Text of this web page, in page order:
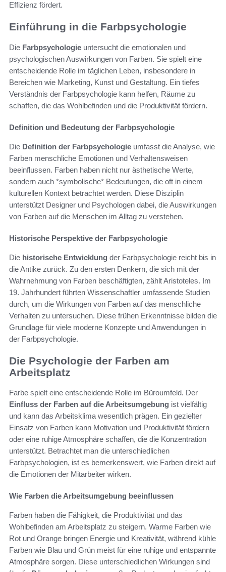
Effizienz fördert.
Einführung in die Farbpsychologie
Die Farbpsychologie untersucht die emotionalen und
psychologischen Auswirkungen von Farben. Sie spielt eine
entscheidende Rolle im täglichen Leben, insbesondere in
Bereichen wie Marketing, Kunst und Gestaltung. Ein tiefes
Verständnis der Farbpsychologie kann helfen, Räume zu
schaffen, die das Wohlbefinden und die Produktivität fördern.
Definition und Bedeutung der Farbpsychologie
Die Definition der Farbpsychologie umfasst die Analyse, wie
Farben menschliche Emotionen und Verhaltensweisen
beeinflussen. Farben haben nicht nur ästhetische Werte,
sondern auch *symbolische* Bedeutungen, die oft in einem
kulturellen Kontext betrachtet werden. Diese Disziplin
unterstützt Designer und Psychologen dabei, die Auswirkungen
von Farben auf die Menschen im Alltag zu verstehen.
Historische Perspektive der Farbpsychologie
Die historische Entwicklung der Farbpsychologie reicht bis in
die Antike zurück. Zu den ersten Denkern, die sich mit der
Wahrnehmung von Farben beschäftigten, zählt Aristoteles. Im
19. Jahrhundert führten Wissenschaftler umfassende Studien
durch, um die Wirkungen von Farben auf das menschliche
Verhalten zu untersuchen. Diese frühen Erkenntnisse bilden die
Grundlage für viele moderne Konzepte und Anwendungen in
der Farbpsychologie.
Die Psychologie der Farben am
Arbeitsplatz
Farbe spielt eine entscheidende Rolle im Büroumfeld. Der
Einfluss der Farben auf die Arbeitsumgebung ist vielfältig
und kann das Arbeitsklima wesentlich prägen. Ein gezielter
Einsatz von Farben kann Motivation und Produktivität fördern
oder eine ruhige Atmosphäre schaffen, die die Konzentration
unterstützt. Betrachtet man die unterschiedlichen
Farbpsychologien, ist es bemerkenswert, wie Farben direkt auf
die Emotionen der Mitarbeiter wirken.
Wie Farben die Arbeitsumgebung beeinflussen
Farben haben die Fähigkeit, die Produktivität und das
Wohlbefinden am Arbeitsplatz zu steigern. Warme Farben wie
Rot und Orange bringen Energie und Kreativität, während kühle
Farben wie Blau und Grün meist für eine ruhige und entspannte
Atmosphäre sorgen. Diese unterschiedlichen Wirkungen sind